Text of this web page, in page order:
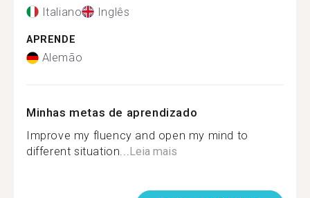
Italiano Inglês
APRENDE
Alemão
Minhas metas de aprendizado
Improve my fluency and open my mind to
different situation...Leia mais